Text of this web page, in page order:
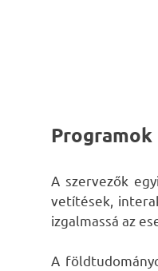
A szervezők
vetítések,
izgalmassá az
A